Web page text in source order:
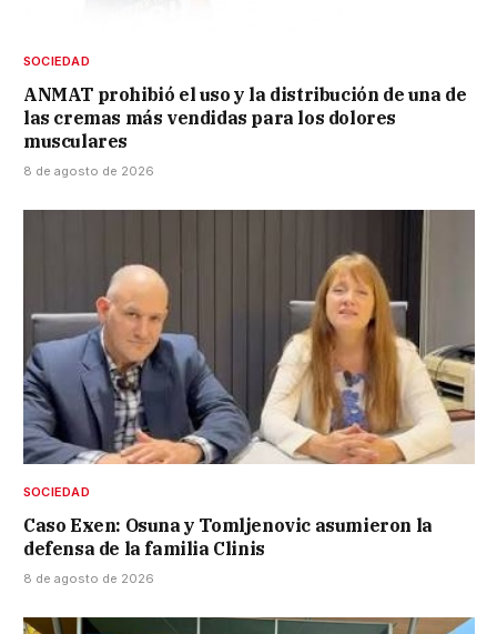
SOCIEDAD
ANMAT prohibió el uso y la distribución de una de
las cremas más vendidas para los dolores
musculares
8 de agosto de 2026
SOCIEDAD
Caso Exen: Osuna y Tomljenovic asumieron la
defensa de la familia Clinis
8 de agosto de 2026